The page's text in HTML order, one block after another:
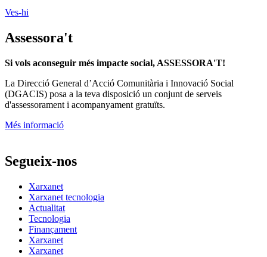
Ves-hi
Assessora't
Si vols aconseguir més impacte social, ASSESSORA'T!
La Direcció General d’Acció Comunitària i Innovació Social
(DGACIS) posa a la teva disposició un conjunt de serveis
d'assessorament i acompanyament gratuïts.
Més informació
Segueix-nos
Xarxanet
Xarxanet tecnologia
Actualitat
Tecnologia
Finançament
Xarxanet
Xarxanet